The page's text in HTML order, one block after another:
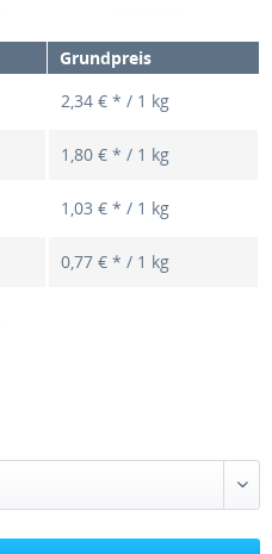
Grundpreis
2,34 € * / 1 kg
1,80 € * / 1 kg
1,03 € * / 1 kg
0,77 € * / 1 kg